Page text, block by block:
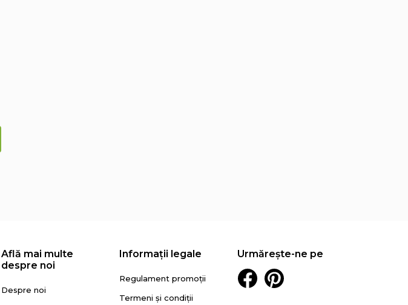
Află mai multe
despre noi
Despre noi
Informații legale
Regulament promoții
Termeni și condiții
Urmărește-ne pe